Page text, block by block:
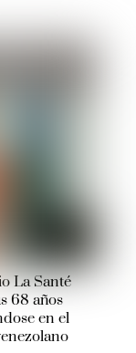
La Santé
68 años
en el